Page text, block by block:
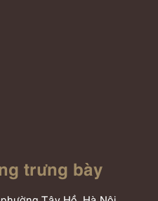
trưng bày